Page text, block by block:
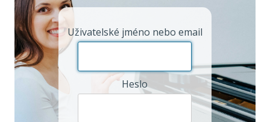
Uživatelské jméno nebo email
Heslo